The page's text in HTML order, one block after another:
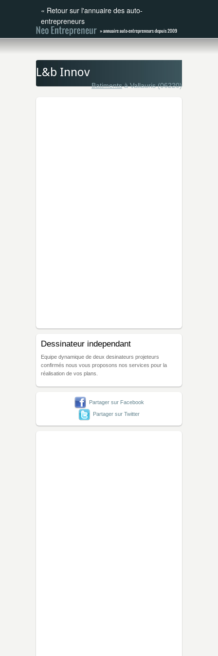
« Retour sur l'annuaire des auto-
entrepreneurs
L&b Innov
Batimentsà Vallauris (06220)
Dessinateur independant
Equipe dynamique de deux desinateurs projeteurs
confirmés nous vous proposons nos services pour la
réalisation de vos plans.
Partager sur Facebook
Partager sur Twitter